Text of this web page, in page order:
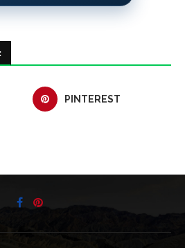
PINTEREST